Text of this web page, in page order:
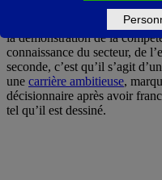
Oui. Pour deux raisons qui se
légitimité d’un membre du
la démonstration de la
connaissance du secteur, de
seconde, c’est qu’il s’agit
une carrière ambitieuse,
décisionnaire après avoir
tel qu’il est dessiné.